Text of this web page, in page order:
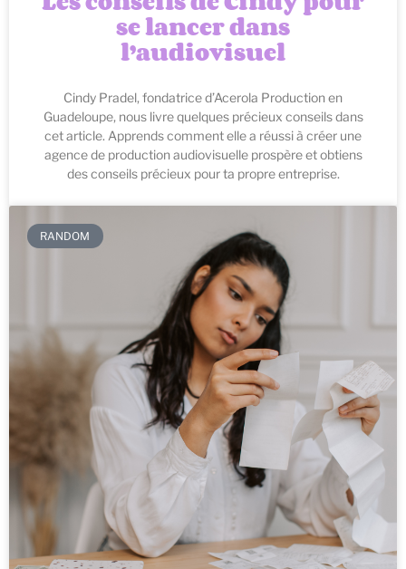
se lancer dans
l’audiovisuel
Cindy Pradel, fondatrice d’Acerola Production en
Guadeloupe, nous livre quelques précieux conseils dans
cet article. Apprends comment elle a réussi à créer une
agence de production audiovisuelle prospère et obtiens
des conseils précieux pour ta propre entreprise.
RANDOM